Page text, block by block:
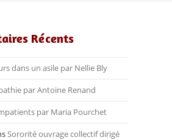
Récents
dans un asile par Nellie Bly
par Antoine Renand
par Maria Pourchet
Sororité ouvrage collectif dirigé